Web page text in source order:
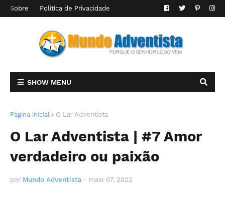
Sobre Politica de Privacidade
SHOW MENU
Página inicial O Lar Adventista
O Lar Adventista | #7 Amor
verdadeiro ou paixão
por Mundo Adventista - maio 07, 2022